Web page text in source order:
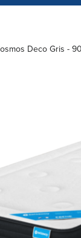
Deco Gris -